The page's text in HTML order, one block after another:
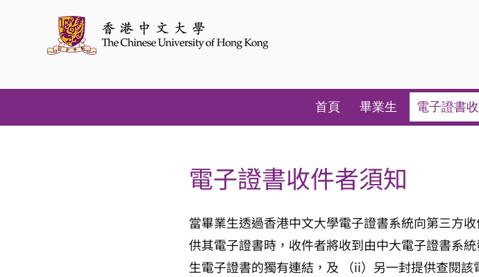
首頁 畢業生 電子證書
電子證書收件者須知
當畢業生透過香港中文大學電子證書系統向第三方
供其電子證書時，收件者將收到由中大電子證書系
生電子證書的獨有連結，及 （ii）另一封提供查閱該